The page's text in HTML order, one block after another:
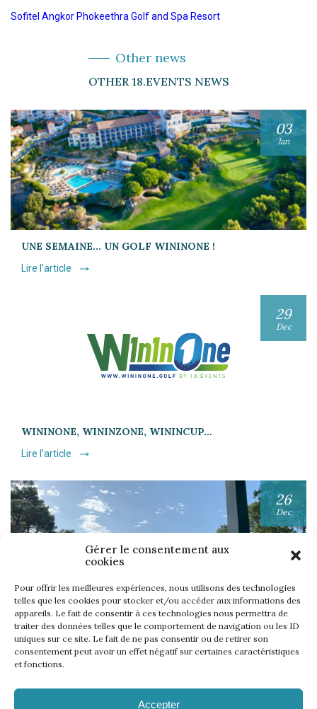
Gérer le consentement aux
cookies
Pour offrir les meilleures expériences, nous utilisons des technologies
telles que les cookies pour stocker et/ou accéder aux informations des
appareils. Le fait de consentir à ces technologies nous permettra de
traiter des données telles que le comportement de navigation ou les ID
uniques sur ce site. Le fait de ne pas consentir ou de retirer son
consentement peut avoir un effet négatif sur certaines caractéristiques
et fonctions.
Accepter
Sofitel Angkor Phokeethra Golf and Spa Resort
Other news
OTHER 18.EVENTS NEWS
03
Jan
UNE SEMAINE… UN GOLF WININONE !
Lire l'article
29
Dec
WININONE, WININZONE, WININCUP…
Lire l'article
26
Dec
UNE SEMAINE… TOUS LES GOLFS WININONE !
Lire l'article